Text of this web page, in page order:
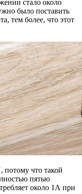
стало около
было поставить
тем более, что этот
потому что такой
пятью
около 1А при